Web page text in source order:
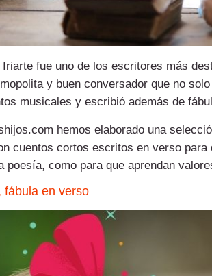
Iriarte fue uno de los escritores más
y buen conversador que no
musicales y escribió además de
hemos elaborado una
cuentos cortos escritos en verso
poesía, como para que aprendan
fábula en verso